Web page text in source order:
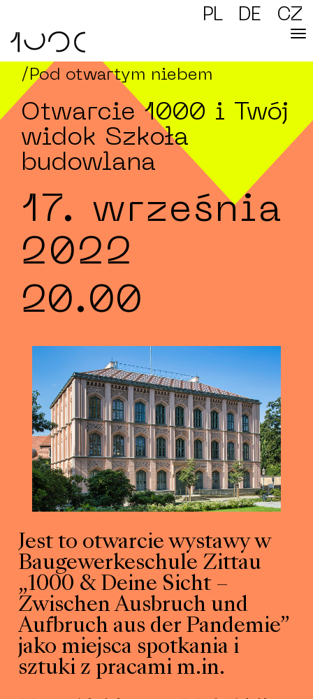
PL DE CZ
/Pod otwartym niebem
Otwarcie 1000 i Twój
widok Szkoła
budowlana
17. września
2022
20.00
Jest to otwarcie wystawy w
Baugewerkeschule Zittau
„1000 & Deine Sicht –
Zwischen Ausbruch und
Aufbruch aus der Pandemie”
jako miejsca spotkania i
sztuki z pracami m.in.